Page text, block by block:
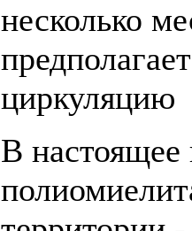
несколько
циркуляцию
В